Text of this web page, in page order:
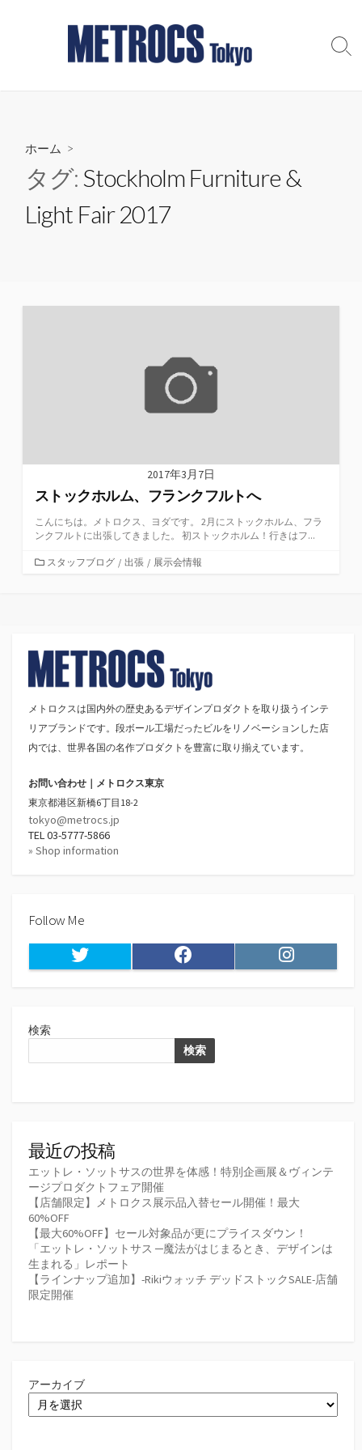
ツ
検
ホーム >
タグ:Stockholm Furniture &
Light Fair 2017
2017年3月7日
ストックホルム、フランクフルトへ
こんにちは。メトロクス、ヨダです。 2月にストックホルム、フラ
ンクフルトに出張してきました。 初ストックホルム！行きはフ...
カスタッフブログ / 出張 / 展示会情報
メトロクスは国内外の歴史あるデザインプロダクトを取り扱うインテ
リアブランドです。段ボール工場だったビルをリノベーションした店
内では、世界各国の名作プロダクトを豊富に取り揃えています。
お問い合わせ｜メトロクス東京
東京都港区新橋6丁目18-2
tokyo@metrocs.jp
TEL 03-5777-5866
» Shop information
Follow Me
Twitter Facebook Instagram
検索
検索
最近の投稿
エットレ・ソットサスの世界を体感！特別企画展＆ヴィンテ
ージプロダクトフェア開催
【店舗限定】メトロクス展示品入替セール開催！最大
60%OFF
【最大60%OFF】セール対象品が更にプライスダウン！
「エットレ・ソットサス ─魔法がはじまるとき、デザインは
生まれる」レポート
【ラインナップ追加】-Rikiウォッチ デッドストックSALE-店舗
限定開催
アーカイブ